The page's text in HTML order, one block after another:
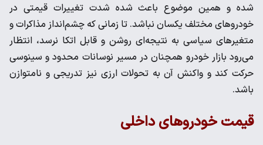
شده و همین موضوع باعث شده شدت تغییرات قیمتی در
خودروهای مختلف یکسان نباشد. تا زمانی که چشم‌انداز مذاکرات و
متغیرهای سیاسی به نتیجه‌ای روشن و قابل اتکا نرسد، انتظار
می‌رود بازار خودرو همچنان در مسیر نوسانات محدود و سینوسی
حرکت کند و واکنش آن به تحولات ارزی نیز تدریجی و نامتوازن
باشد.
قیمت خودروهای داخلی